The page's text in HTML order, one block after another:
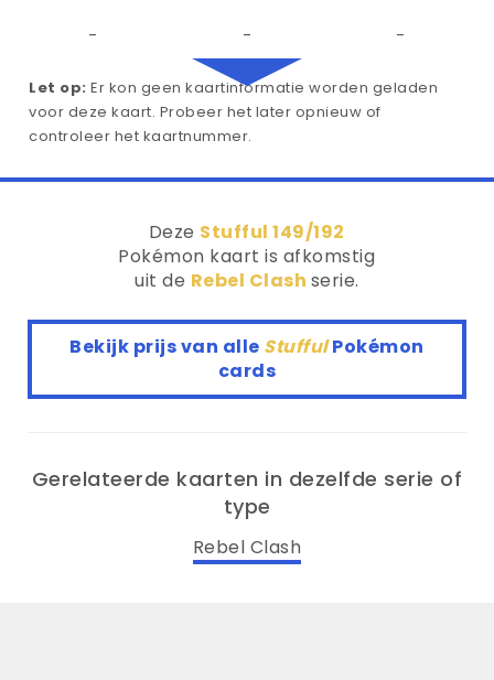
- - -
Let op: Er kon geen kaartinformatie worden geladen
voor deze kaart. Probeer het later opnieuw of
controleer het kaartnummer.
Deze Stufful 149/192
Pokémon kaart is afkomstig
uit de Rebel Clash serie.
Bekijk prijs van alle StuffulPokémon
cards
Gerelateerde kaarten in dezelfde serie of
type
Rebel Clash